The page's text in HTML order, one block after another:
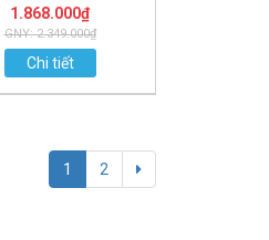
1.868.000₫
GNY: 2.349.000₫
Chi tiết
1 2